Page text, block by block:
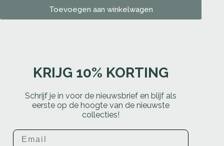
Toevoegen aan winkelwagen
KRIJG 10% KORTING
Schrijf je in voor de nieuwsbrief en blijf als
eerste op de hoogte van de nieuwste
collecties!
Email